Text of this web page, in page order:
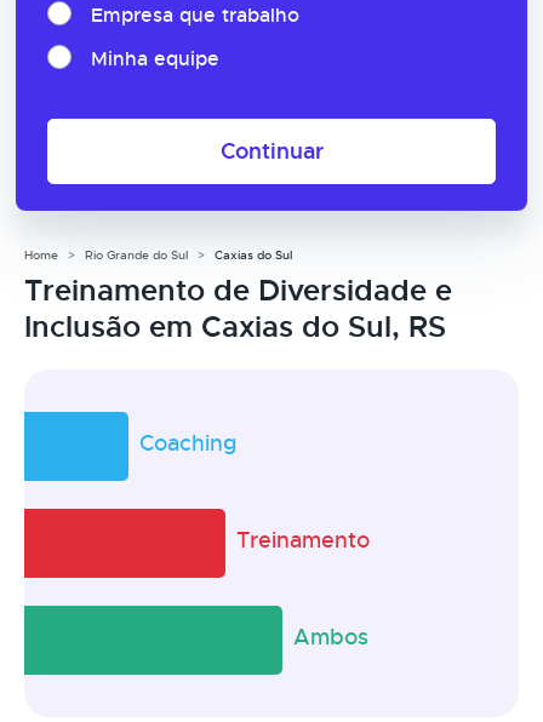
Empresa que trabalho
Minha equipe
Continuar
Home Rio Grande do Sul Caxias do Sul
Treinamento de Diversidade e
Inclusão em Caxias do Sul, RS